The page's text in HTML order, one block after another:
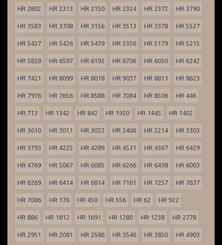
HR 2802 HR 2313 HR 2150 HR 2324 HR 2372 HR 3790
HR 3583 HR 3708 HR 3156 HR 3513 HR 3378 HR 5527
HR 5427 HR 5426 HR 5439 HR 5356 HR 5179 HR 5215
HR 5828 HR 6597 HR 6192 HR 6706 HR 6050 HR 6242
HR 7421 HR 8099 HR 8018 HR 9037 HR 8813 HR 8623
HR 7976 HR 7656 HR 8588 HR 7084 HR 8506 HR 446
HR 713 HR 1342 HR 842 HR 1920 HR 1445 HR 1402
HR 3610 HR 3011 HR 3022 HR 2406 HR 2214 HR 3303
HR 3793 HR 4225 HR 4289 HR 4531 HR 4367 HR 6429
HR 4769 HR 5067 HR 6085 HR 6266 HR 6438 HR 6003
HR 6269 HR 6414 HR 6814 HR 7161 HR 7257 HR 7637
HR 7086 HR 176 HR 450 HR 556 HR 62 HR 922
HR 886 HR 1812 HR 1691 HR 1280 HR 1238 HR 2778
HR 2951 HR 2081 HR 2586 HR 3546 HR 3850 HR 4903